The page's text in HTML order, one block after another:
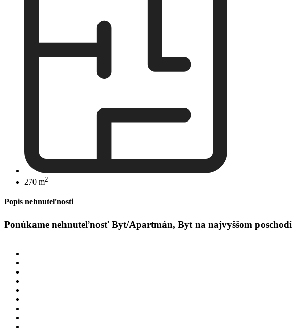
270 m2
Popis nehnuteľnosti
Ponúkame nehnuteľnosť Byt/Apartmán, Byt na najvyššom